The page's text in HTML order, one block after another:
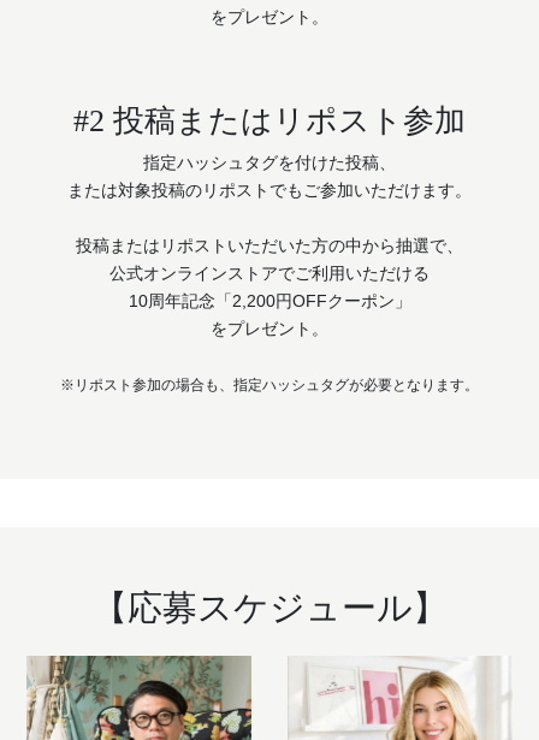
をプレゼント。
#2 投稿またはリポスト参加
指定ハッシュタグを付けた投稿、
または対象投稿のリポストでもご参加いただけます。
投稿またはリポストいただいた方の中から抽選で、
公式オンラインストアでご利用いただける
10周年記念「2,200円OFFクーポン」
をプレゼント。
※リポスト参加の場合も、指定ハッシュタグが必要となります。
【応募スケジュール】